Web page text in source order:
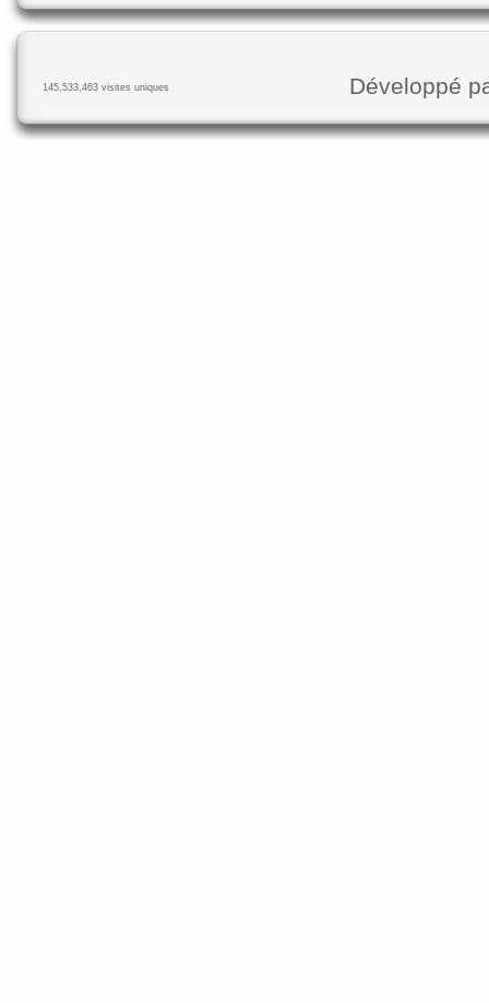
145,533,463 visites uniques Développé